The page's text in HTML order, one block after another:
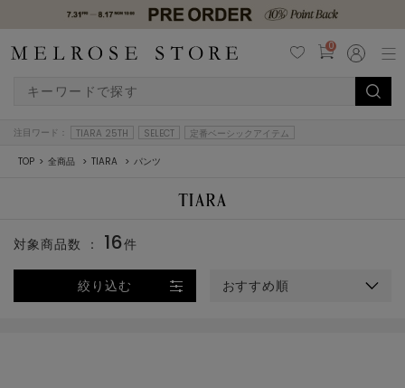
0
注目ワード： TIARA 25TH SELECT 定番ベーシックアイテム
TOP 全商品 TIARA パンツ
絞り込む おすすめ順
対象商品数 ： 16件